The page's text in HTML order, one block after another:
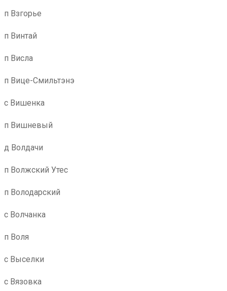
п Взгорье
п Винтай
п Висла
п Вице-Смильтэнэ
с Вишенка
п Вишневый
д Волдачи
п Волжский Утес
п Володарский
с Волчанка
п Воля
с Выселки
с Вязовка